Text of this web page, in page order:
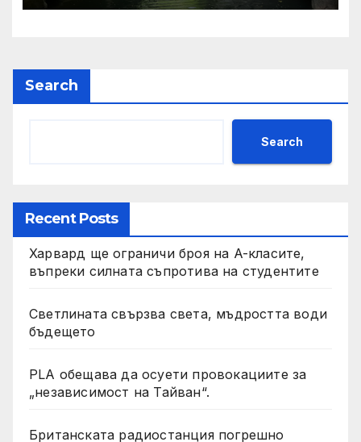
Search
Search
Recent Posts
Харвард ще ограничи броя на A-класите,
въпреки силната съпротива на студентите
Светлината свързва света, мъдростта води
бъдещето
PLA обещава да осуети провокациите за
„независимост на Тайван“.
Британската радиостанция погрешно